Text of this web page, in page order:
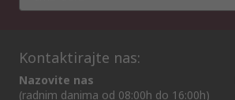
Kontaktirajte nas:
Nazovite nas
(radnim danima od 08:00h do 16:00h)